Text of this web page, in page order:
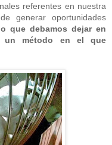
referentes en nuestra
generar oportunidades
que debamos dejar en
un método en el que